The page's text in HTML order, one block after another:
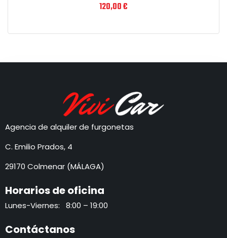
120,00€
Agencia de alquiler de furgonetas
C. Emilio Prados, 4
29170 Colmenar (MÁLAGA)
Horarios de oficina
Lunes-Viernes: 8:00 – 19:00
Contáctanos